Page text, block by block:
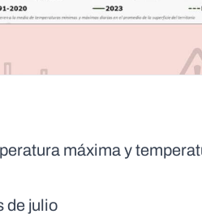
máxima y
de julio